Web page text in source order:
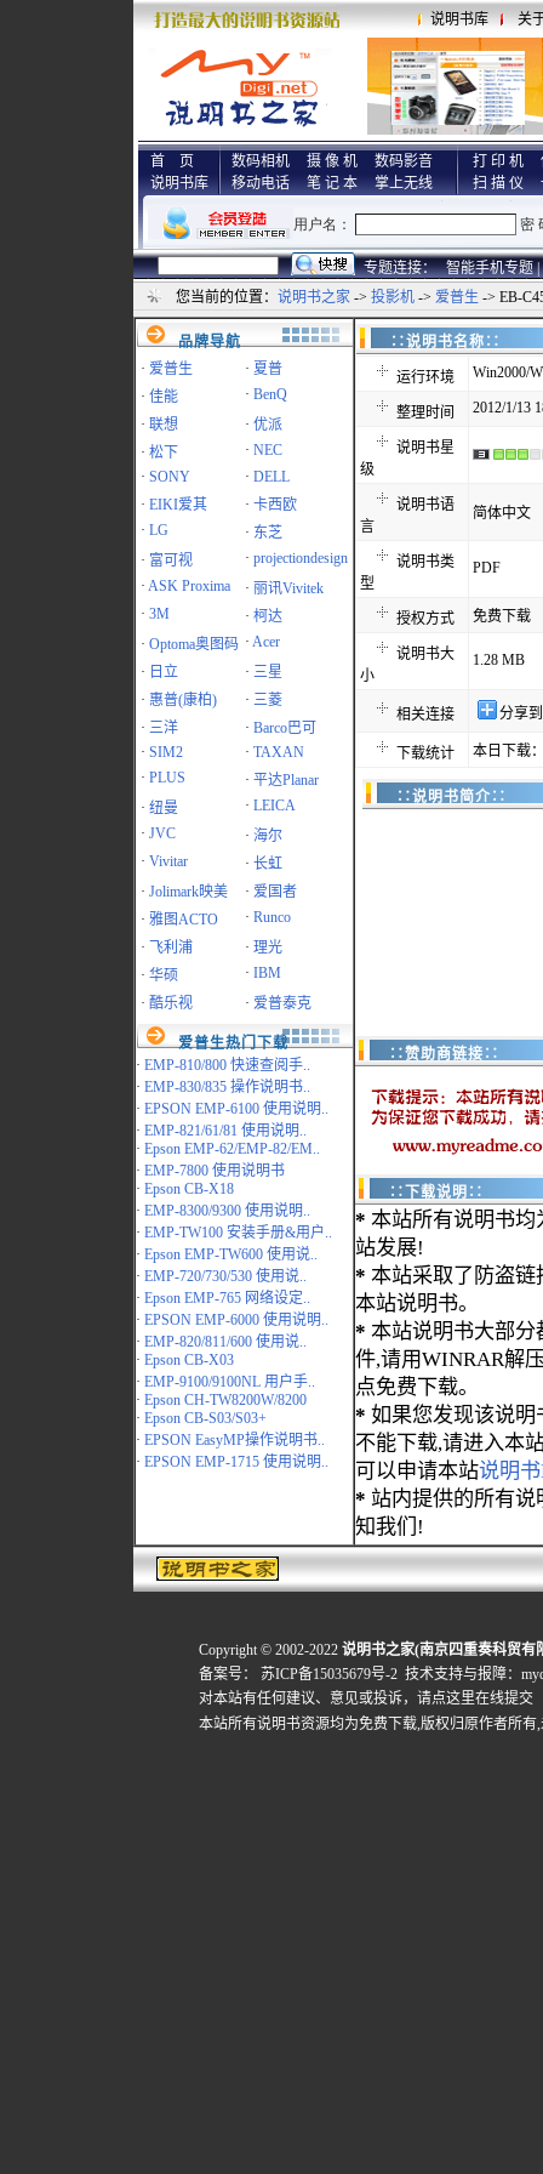
说明书库 关
首 页
说明书库
数码相机 摄 像 机
数码影音
移动电话
笔 记 本 掌上无线
打 印 机
扫 描 仪
专题连接： 智能手机专题 |
您当前的位置： 说明书之家 -> 投影机 -> 爱普生 -> EB-
品牌导航
· 爱普生 · 夏普
· 佳能 · BenQ
· 联想 · 优派
· 松下 · NEC
· SONY · DELL
· EIKI爱其 · 卡西欧
· LG · 东芝
· 富可视 · projectiondesign
· ASK Proxima · 丽讯Vivitek
· 3M · 柯达
· Optoma奥图码 · Acer
· 日立 · 三星
· 惠普(康柏) · 三菱
· 三洋 · Barco巴可
· SIM2 · TAXAN
· PLUS · 平达Planar
· 纽曼 · LEICA
· JVC · 海尔
· Vivitar · 长虹
· Jolimark映美 · 爱国者
· 雅图ACTO · Runco
·
飞利浦 · 理光
· 华硕 · IBM
· 酷乐视 · 爱普泰克
爱普生热门下载
· EMP-810/800 快速查阅手..
· EMP-830/835 操作说明书..
· EPSON EMP-6100 使用说明..
· EMP-821/61/81 使用说明..
· Epson EMP-62/EMP-82/EM..
· EMP-7800 使用说明书
· Epson CB-X18
· EMP-8300/9300 使用说明..
· EMP-TW100 安装手册&用户..
· Epson EMP-TW600 使用说..
· EMP-720/730/530 使用说..
· Epson EMP-765 网络设定..
· EPSON EMP-6000 使用说明..
· EMP-820/811/600 使用说..
· Epson CB-X03
· EMP-9100/9100NL 用户手..
· Epson CH-TW8200W/8200
· Epson CB-S03/S03+
· EPSON EasyMP操作说明书..
· EPSON EMP-1715 使用说明..
∷说明书名
运行环境 Win2000/
整理时间 2012/1/13
说明书星
级
说明书语
言
简体中文
说明书类
型
PDF
授权方式 免费下载
说明书大
小
1.28 MB
相关连接 分享
下载统计 本日下载
∷说明书简介∷
∷赞助商链接∷
∷下载说明∷
* 本站所有说明书均
站发展!
* 本站采取了防盗链
本站说明书。
* 本站说明书大部分
件,请用WINRAR解
点免费下载。
* 如果您发现该说明
不能下载,请进入本
可以申请本站说明
* 站内提供的所有
知我们!
Copyright © 2002-2022 说明书之家(南京四重奏科贸有
备案号：
苏ICP备15035679号-2 技术支持与报障：
对本站有任何建议、意见或投诉， 请点这里在线提交
本站所有说明书资源均为免费下载,版权归原作者所